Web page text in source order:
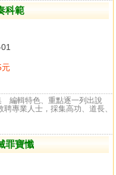
科範
元
編輯特色、重點逐一列出說
專業人士，採集高功、道長、
罪寶懺